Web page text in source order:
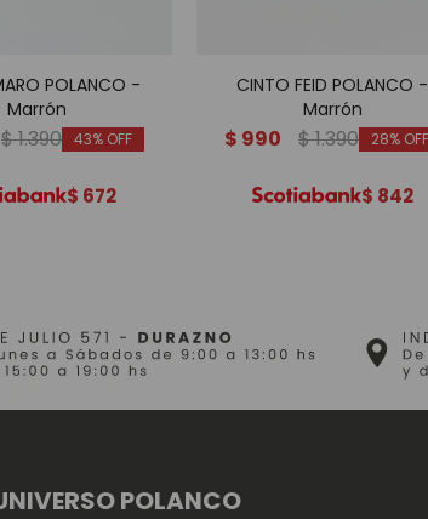
POLANCO -
Marrón
$1.390 43
$ 672
CINTO FEID POLANCO -
Marrón
$ 990 $1.390 28
$ 842
POLANCO